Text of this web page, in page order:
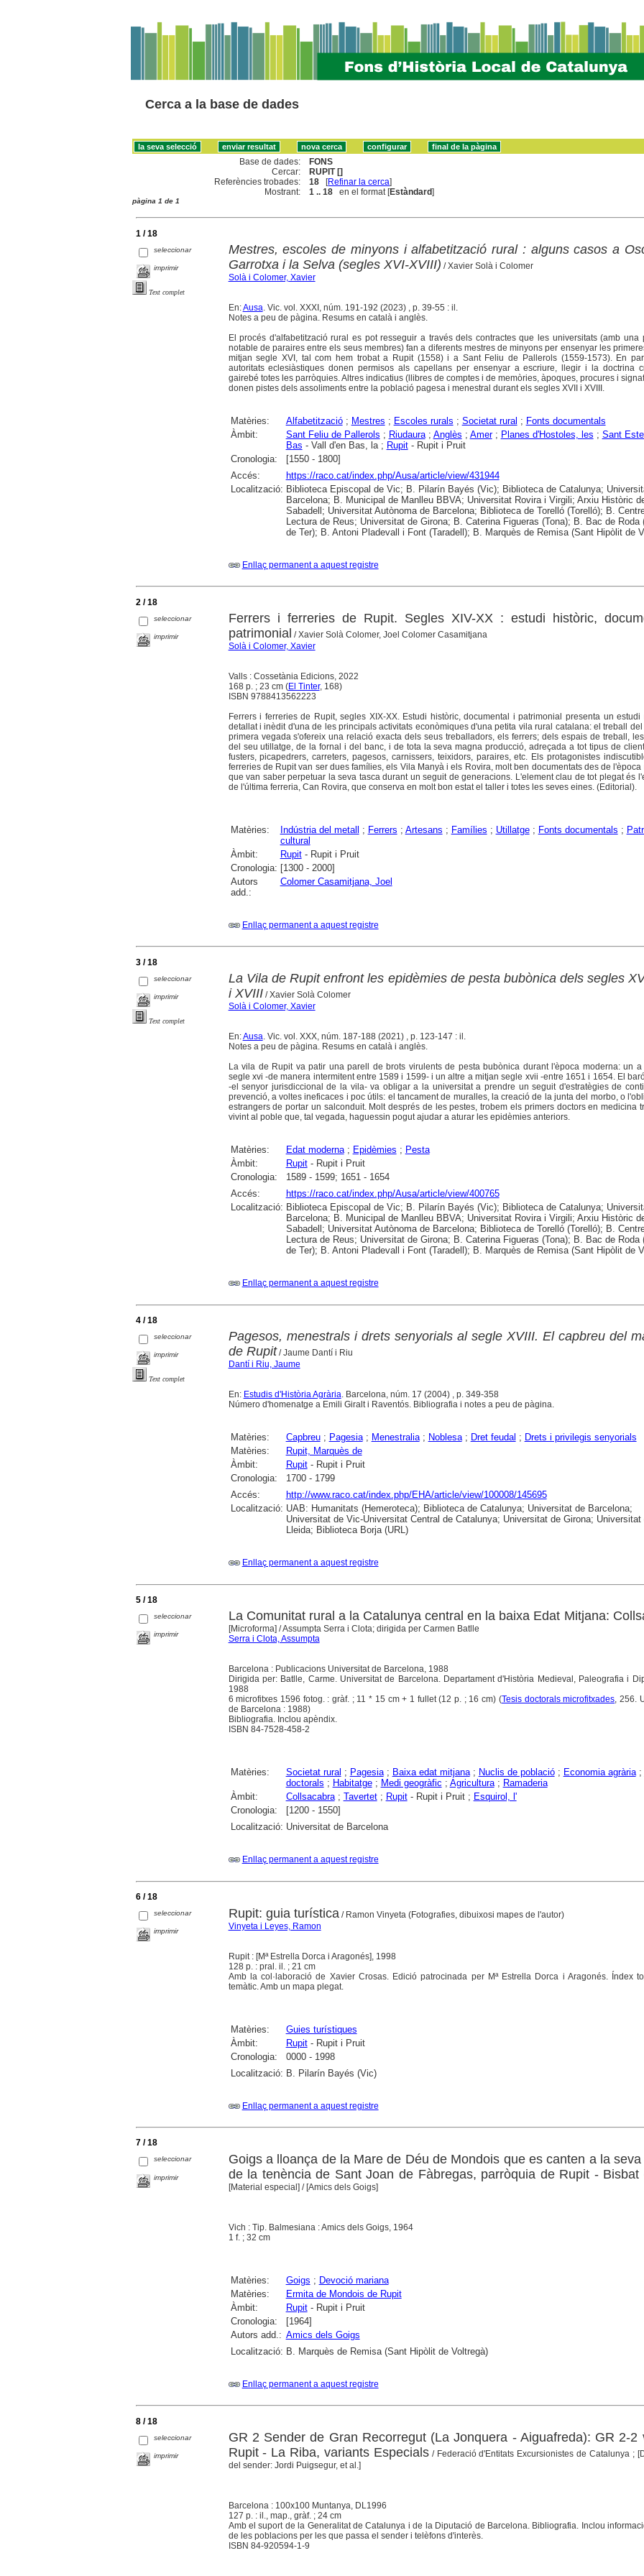
Cerca a la base de dades
Base de dades:
FONS
Cercar:
RUPIT []
Referències trobades:
18 [Refinar la cerca]
Mostrant:
1 .. 18 en el format [Estàndard]
pàgina 1 de 1
1 / 18
seleccionar
imprimir
Text complet
Mestres, escoles de minyons i alfabetització rural : alguns casos a
Garrotxa i la Selva (segles XVI-XVIII) / Xavier Solà i Colomer
Solà i Colomer, Xavier
En:Ausa. Vic. vol. XXXI, núm. 191-192 (2023) , p. 39-55 : il.
Notes a peu de pàgina. Resums en català i anglès.
El procés d'alfabetització rural es pot resseguir a través dels contractes que les universitats (amb una
notable de paraires entre els seus membres) fan a diferents mestres de minyons per ensenyar les
mitjan segle XVI, tal com hem trobat a Rupit (1558) i a Sant Feliu de Pallerols (1559-1573). En
autoritats eclesiàstiques donen permisos als capellans per ensenyar a escriure, llegir i la doctrina
gairebé totes les parròquies. Altres indicatius (llibres de comptes i de memòries, àpoques, procures i
donen pistes dels assoliments entre la població pagesa i menestral durant els segles XVII i XVIII.
Matèries: Alfabetització; Mestres ; Escoles rurals ; Societat rural ; Fonts documentals
Àmbit:
Sant Feliu de Pallerols ; Riudaura; Anglès ; Amer; Planes d'Hostoles, les ; Sant
Bas - Vall d'en Bas, la ; Rupit- Rupit i Pruit
Cronologia:
[1550 - 1800]
Accés:
https://raco.cat/index.php/Ausa/article/view/431944
Localització: Biblioteca Episcopal de Vic; B. Pilarín Bayés (Vic); Biblioteca de Catalunya;
Barcelona; B. Municipal de Manlleu BBVA; Universitat Rovira i Virgili; Arxiu Històric
Sabadell; Universitat Autònoma de Barcelona; Biblioteca de Torelló (Torelló); B.
Lectura de Reus; Universitat de Girona; B. Caterina Figueras (Tona); B. Bac de Roda
de Ter); B. Antoni Pladevall i Font (Taradell); B. Marquès de Remisa (Sant Hipòlit de
Enllaç permanent a aquest registre
2 / 18
seleccionar
imprimir
Ferrers i ferreries de Rupit. Segles XIV-XX : estudi històric,
patrimonial / Xavier Solà Colomer, Joel Colomer Casamitjana
Solà i Colomer, Xavier
Valls : Cossetània Edicions, 2022
168 p. ; 23 cm (El Tinter, 168)
ISBN 9788413562223
Ferrers i ferreries de Rupit, segles XIX-XX. Estudi històric, documental i patrimonial presenta un estudi
detallat i inèdit d'una de les principals activitats econòmiques d'una petita vila rural catalana: el treball del
primera vegada s'ofereix una relació exacta dels seus treballadors, els ferrers; dels espais de treball,
del seu utillatge, de la fornal i del banc, i de tota la seva magna producció, adreçada a tot tipus de
fusters, picapedrers, carreters, pagesos, carnissers, teixidors, paraires, etc. Els protagonistes
ferreries de Rupit van ser dues famílies, els Vila Manyà i els Rovira, molt ben documentats des de l'època
que van saber perpetuar la seva tasca durant un seguit de generacions. L'element clau de tot plegat és
de l'última ferreria, Can Rovira, que conserva en molt bon estat el taller i totes les seves eines. (Editorial).
Matèries: Indústria del metall ; Ferrers ; Artesans ; Famílies ; Utillatge; Fonts documentals ;
cultural
Àmbit:
Rupit- Rupit i Pruit
Cronologia: [1300 - 2000]
Autors
add.:
Colomer Casamitjana, Joel
Enllaç permanent a aquest registre
3 / 18
seleccionar
imprimir
Text complet
La Vila de Rupit enfront les epidèmies de pesta bubònica dels segles
i XVIII / Xavier Solà Colomer
Solà i Colomer, Xavier
En:Ausa. Vic. vol. XXX, núm. 187-188 (2021) , p. 123-147 : il.
Notes a peu de pàgina. Resums en català i anglès.
La vila de Rupit va patir una parell de brots virulents de pesta bubònica durant l'època moderna: un a
segle xvi -de manera intermitent entre 1589 i 1599- i un altre a mitjan segle xvii -entre 1651 i 1654. El
-el senyor jurisdiccional de la vila- va obligar a la universitat a prendre un seguit d'estratègies de
prevenció, a voltes ineficaces i poc útils: el tancament de muralles, la creació de la junta del morbo, o
estrangers de portar un salconduit. Molt després de les pestes, trobem els primers doctors en medicina
vivint al poble que, tal vegada, haguessin pogut ajudar a aturar les epidèmies anteriors.
Matèries: Edat moderna; Epidèmies ; Pesta
Àmbit:
Rupit- Rupit i Pruit
Cronologia:
1589 - 1599; 1651 - 1654
Accés:
https://raco.cat/index.php/Ausa/article/view/400765
Localització: Biblioteca Episcopal de Vic; B. Pilarín Bayés (Vic); Biblioteca de Catalunya;
Barcelona; B. Municipal de Manlleu BBVA; Universitat Rovira i Virgili; Arxiu Històric
Sabadell; Universitat Autònoma de Barcelona; Biblioteca de Torelló (Torelló); B.
Lectura de Reus; Universitat de Girona; B. Caterina Figueras (Tona); B. Bac de Roda
de Ter); B. Antoni Pladevall i Font (Taradell); B. Marquès de Remisa (Sant Hipòlit de
Enllaç permanent a aquest registre
4 / 18
seleccionar
imprimir
Text complet
Pagesos, menestrals i drets senyorials al segle XVIII. El capbreu del
de Rupit/ Jaume Dantí i Riu
Dantí i Riu, Jaume
En: Estudis d'Història Agrària. Barcelona, núm. 17 (2004) , p. 349-358
Número d'homenatge a Emili Giralt i Raventós. Bibliografia i notes a peu de pàgina.
Matèries: Capbreu; Pagesia; Menestralia; Noblesa; Dret feudal ; Drets i privilegis senyorials
Matèries:
Rupit, Marquès de
Àmbit:
Rupit- Rupit i Pruit
Cronologia:
1700 - 1799
Accés:
http://www.raco.cat/index.php/EHA/article/view/100008/145695
Localització: UAB: Humanitats (Hemeroteca); Biblioteca de Catalunya; Universitat de Barcelona;
Universitat de Vic-Universitat Central de Catalunya; Universitat de Girona; Universitat
Lleida; Biblioteca Borja (URL)
Enllaç permanent a aquest registre
5 / 18
seleccionar
imprimir
La Comunitat rural a la Catalunya central en la baixa Edat Mitjana:
[Microforma] / Assumpta Serra i Clota; dirigida per Carmen Batlle
Serra i Clota, Assumpta
Barcelona : Publicacions Universitat de Barcelona, 1988
Dirigida per: Batlle, Carme. Universitat de Barcelona. Departament d'Història Medieval, Paleografia i
1988
6 microfitxes 1596 fotog. : gràf. ; 11 * 15 cm + 1 fullet (12 p. ; 16 cm) (Tesis doctorals microfitxades, 256.
de Barcelona : 1988)
Bibliografia. Inclou apèndix.
ISBN 84-7528-458-2
Matèries: Societat rural ; Pagesia; Baixa edat mitjana; Nuclis de població; Economia agrària;
doctorals ; Habitatge; Medi geogràfic ; Agricultura; Ramaderia
Àmbit:
Collsacabra; Tavertet; Rupit- Rupit i Pruit ; Esquirol, l'
Cronologia:
[1200 - 1550]
Localització: Universitat de Barcelona
Enllaç permanent a aquest registre
6 / 18
seleccionar
imprimir
Rupit: guia turística / Ramon Vinyeta (Fotografies, dibuixosi mapes de l'autor)
Vinyeta i Leyes, Ramon
Rupit : [Mª Estrella Dorca i Aragonés], 1998
128 p. : pral. il. ; 21 cm
Amb la col·laboració de Xavier Crosas. Edició patrocinada per Mª Estrella Dorca i Aragonés. Índex
temàtic. Amb un mapa plegat.
Matèries:
Guies turístiques
Àmbit:
Rupit- Rupit i Pruit
Cronologia:
0000 - 1998
Localització: B. Pilarín Bayés (Vic)
Enllaç permanent a aquest registre
7 / 18
seleccionar
imprimir
Goigs a lloança de la Mare de Déu de Mondois que es canten a la
de la tenència de Sant Joan de Fàbregas, parròquia de Rupit - Bisbat
[Material especial] / [Amics dels Goigs]
Vich : Tip. Balmesiana : Amics dels Goigs, 1964
1 f. ; 32 cm
Matèries: Goigs ; Devoció mariana
Matèries:
Ermita de Mondois de Rupit
Àmbit:
Rupit- Rupit i Pruit
Cronologia:
[1964]
Autors add.: Amics dels Goigs
Localització: B. Marquès de Remisa (Sant Hipòlit de Voltregà)
Enllaç permanent a aquest registre
8 / 18
seleccionar
imprimir
GR 2 Sender de Gran Recorregut (La Jonquera - Aiguafreda): GR 2-2
Rupit - La Riba, variants Especials/ Federació d'Entitats Excursionistes de Catalunya ;
del sender: Jordi Puigsegur, et al.]
Barcelona : 100x100 Muntanya, DL1996
127 p. : il., map., gràf. ; 24 cm
Amb el suport de la Generalitat de Catalunya i de la Diputació de Barcelona. Bibliografia. Inclou
de les poblacions per les que passa el sender i telèfons d'interès.
ISBN 84-920594-1-9